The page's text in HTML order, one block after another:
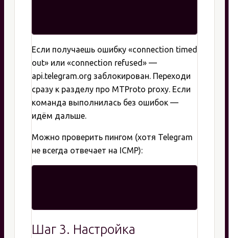
Если получаешь ошибку «connection timed
out» или «connection refused» —
api.telegram.org заблокирован. Переходи
сразу к разделу про MTProto proxy. Если
команда выполнилась без ошибок —
идём дальше.
Можно проверить пингом (хотя Telegram
не всегда отвечает на ICMP):
Шаг 3. Настройка